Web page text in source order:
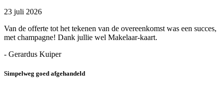
23 juli 2026
Van de offerte tot het tekenen van de overeenkomst was een succes,
met champagne! Dank jullie wel Makelaar-kaart.
- Gerardus Kuiper
Simpelweg goed afgehandeld